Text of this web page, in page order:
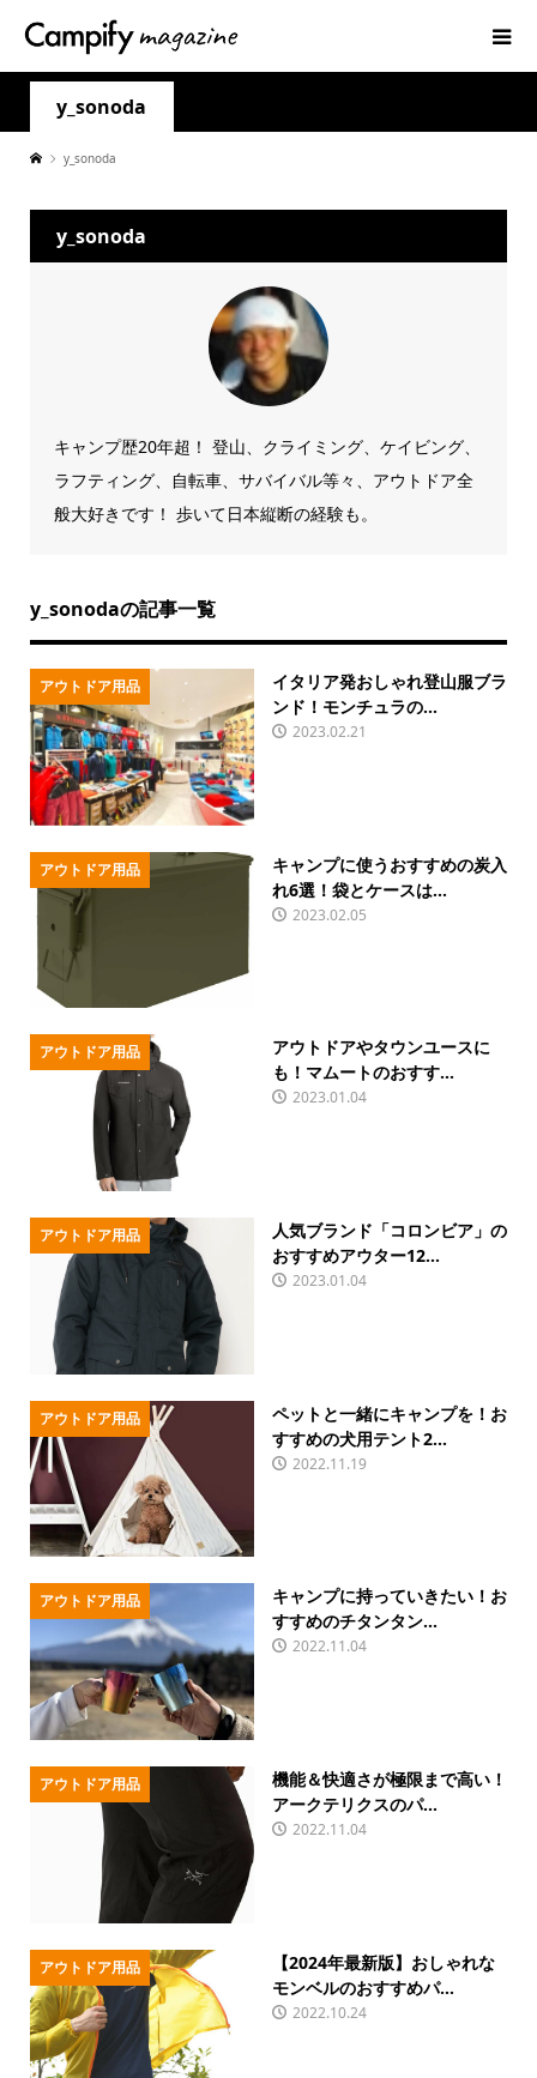
y_sonoda
y_sonoda
y_sonoda
キャンプ歴20年超！ 登山、クライミング、ケイビング、
ラフティング、自転車、サバイバル等々、アウトドア全
般大好きです！ 歩いて日本縦断の経験も。
y_sonodaの記事一覧
アウトドア用品
イタリア発おしゃれ登山服ブラ
ンド！モンチュラの...
2023.02.21
アウトドア用品
キャンプに使うおすすめの炭入
れ6選！袋とケースは...
2023.02.05
アウトドア用品
アウトドアやタウンユースに
も！マムートのおすす...
2023.01.04
アウトドア用品
人気ブランド「コロンビア」の
おすすめアウター12...
2023.01.04
アウトドア用品
ペットと一緒にキャンプを！お
すすめの犬用テント2...
2022.11.19
アウトドア用品
キャンプに持っていきたい！お
すすめのチタンタン...
2022.11.04
アウトドア用品
機能＆快適さが極限まで高い！
アークテリクスのパ...
2022.11.04
アウトドア用品
【2024年最新版】おしゃれな
モンベルのおすすめパ...
2022.10.24